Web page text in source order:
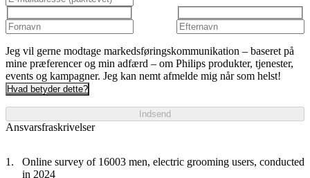
Jeg vil gerne modtage markedsføringskommunikation – baseret på
mine præferencer og min adfærd – om Philips produkter, tjenester,
events og kampagner. Jeg kan nemt afmelde mig når som helst!
Hvad betyder dette?
Indsend
Ansvarsfraskrivelser
Online survey of 16003 men, electric grooming users, conducted
in 2024